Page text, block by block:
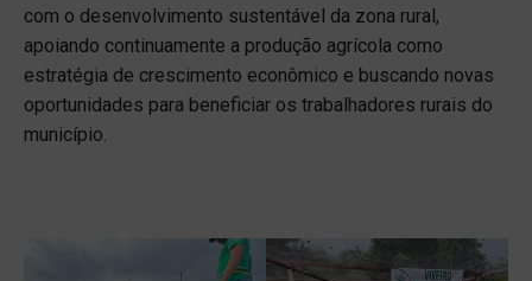
com o desenvolvimento sustentável da zona rural,
apoiando continuamente a produção agrícola como
estratégia de crescimento econômico e buscando novas
oportunidades para beneficiar os trabalhadores rurais do
município.